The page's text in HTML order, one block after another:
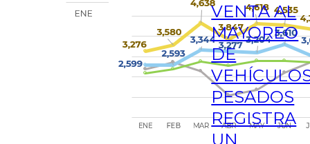
VENTA AL
MAYOREO
DE
PESADOS
REGISTRA
UN